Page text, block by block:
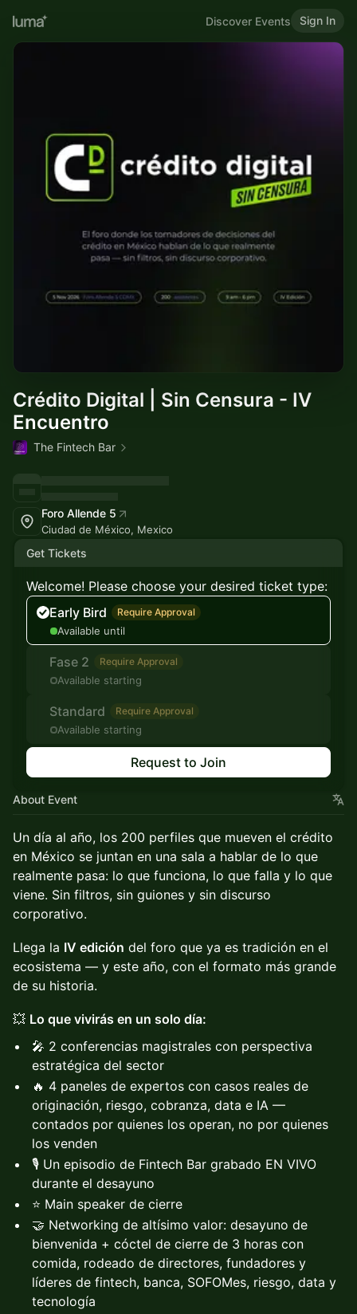
Discover Events Sign In
Crédito Digital | Sin Censura - IV
Encuentro
The Fintech Bar
Foro Allende 5
Ciudad de México, Mexico
Get Tickets
Welcome! Please choose your desired ticket type:
Early Bird
Require Approval
Available until
Fase 2 Require Approval
Available starting
Standard Require Approval
Available starting
Request to Join
About Event
Un día al año, los 200 perfiles que mueven el crédito
en México se juntan en una sala a hablar de lo que
realmente pasa: lo que funciona, lo que falla y lo que
viene. Sin filtros, sin guiones y sin discurso
corporativo.
Llega la IV edición del foro que ya es tradición en el
ecosistema — y este año, con el formato más grande
de su historia.
💥 Lo que vivirás en un solo día:
🎤 2 conferencias magistrales con perspectiva
estratégica del sector
🔥 4 paneles de expertos con casos reales de
originación, riesgo, cobranza, data e IA —
contados por quienes los operan, no por quienes
los venden
🎙️ Un episodio de Fintech Bar grabado EN VIVO
durante el desayuno
⭐ Main speaker de cierre
🤝 Networking de altísimo valor: desayuno de
bienvenida + cóctel de cierre de 3 horas con
comida, rodeado de directores, fundadores y
líderes de fintech, banca, SOFOMes, riesgo, data y
tecnología